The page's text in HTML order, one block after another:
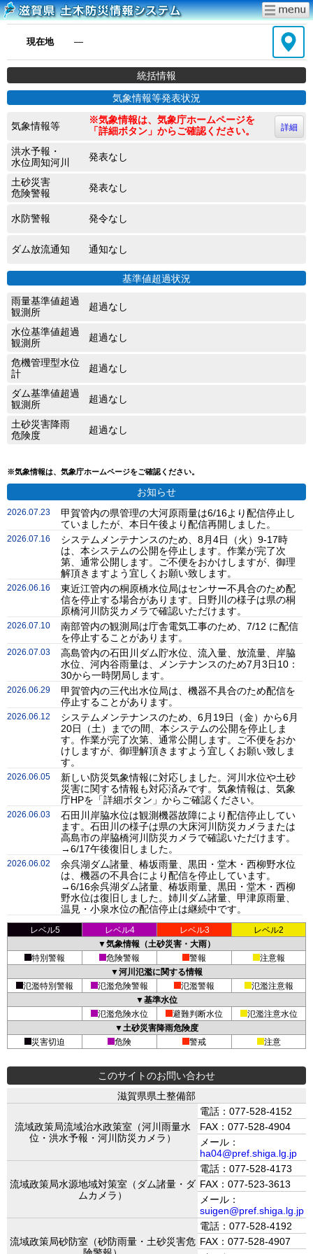
現在地 ―
統括情報
気象情報等発表状況
気象情報等
※気象情報は、気象庁ホームページを
「詳細ボタン」からご確認ください。
詳細
洪水予報・
水位周知河川
発表なし
土砂災害
危険警報
発表なし
水防警報 発令なし
ダム放流通知 通知なし
基準値超過状況
雨量基準値超過
観測所
超過なし
水位基準値超過
観測所
超過なし
危機管理型水位
計
超過なし
ダム基準値超過
観測所
超過なし
土砂災害降雨
危険度
超過なし
※気象情報は、気象庁ホームページをご確認ください。
お知らせ
2026.07.23
甲賀管内の県管理の大河原雨量は6/16より配信停止し
ていましたが、本日午後より配信再開しました。
2026.07.16
システムメンテナンスのため、8月4日（火）9-17時
は、本システムの公開を停止します。作業が完了次
第、通常公開します。ご不便をおかけしますが、御理
解頂きますよう宜しくお願い致します。
2026.06.16
東近江管内の桐原橋水位局はセンサー不具合のため配
信を停止する場合があります。日野川の様子は県の桐
原橋河川防災カメラで確認いただけます。
2026.07.10
南部管内の観測局は庁舎電気工事のため、7/12 に配信
を停止することがあります。
2026.07.03
高島管内の石田川ダム貯水位、流入量、放流量、岸脇
水位、河内谷雨量は、メンテナンスのため7月3日10：
30から一時閉局します。
2026.06.29
甲賀管内の三代出水位局は、機器不具合のため配信を
停止することがあります。
2026.06.12
システムメンテナンスのため、6月19日（金）から6月
20日（土）までの間、本システムの公開を停止しま
す。作業が完了次第、通常公開します。ご不便をおか
けしますが、御理解頂きますよう宜しくお願い致しま
す。
2026.06.05
新しい防災気象情報に対応しました。河川水位や土砂
災害に関する情報も対応済みです。気象情報は、気象
庁HPを「詳細ボタン」からご確認ください。
2026.06.03
石田川岸脇水位は観測機器故障により配信停止してい
ます。石田川の様子は県の大床河川防災カメラまたは
高島市の岸脇橋河川防災カメラで確認いただけます。
→6/17午後復旧しました。
2026.06.02
余呉湖ダム諸量、椿坂雨量、黒田・堂木・西柳野水位
は、機器の不具合により配信を停止しています。
→6/16余呉湖ダム諸量、椿坂雨量、黒田・堂木・西柳
野水位は復旧しました。姉川ダム諸量、甲津原雨量、
温見・小泉水位の配信停止は継続中です。
レベル5 レベル4 レベル3
レベル2
▼気象情報（土砂災害・大雨）
特別警報
危険警報 警報
注意報
▼河川氾濫に関する情報
氾濫特別警報
氾濫危険警報 氾濫警報
氾濫注意報
▼基準水位
氾濫危険水位
避難判断水位
氾濫注意水位
▼土砂災害降雨危険度
災害切迫
危険 警戒 注意
このサイトのお問い合わせ
滋賀県県土整備部
流域政策局流域治水政策室（河川雨量水
位・洪水予報・河川防災カメラ）
電話：077-528-4152
FAX：077-528-4904
メール：
ha04@pref.shiga.lg.jp
流域政策局水源地域対策室（ダム諸量・ダ
ムカメラ）
電話：077-528-4173
FAX：077-523-3613
メール：
suigen@pref.shiga.lg.jp
流域政策局砂防室（砂防雨量・土砂災害危
電話：077-528-4192
FAX：077-528-4907